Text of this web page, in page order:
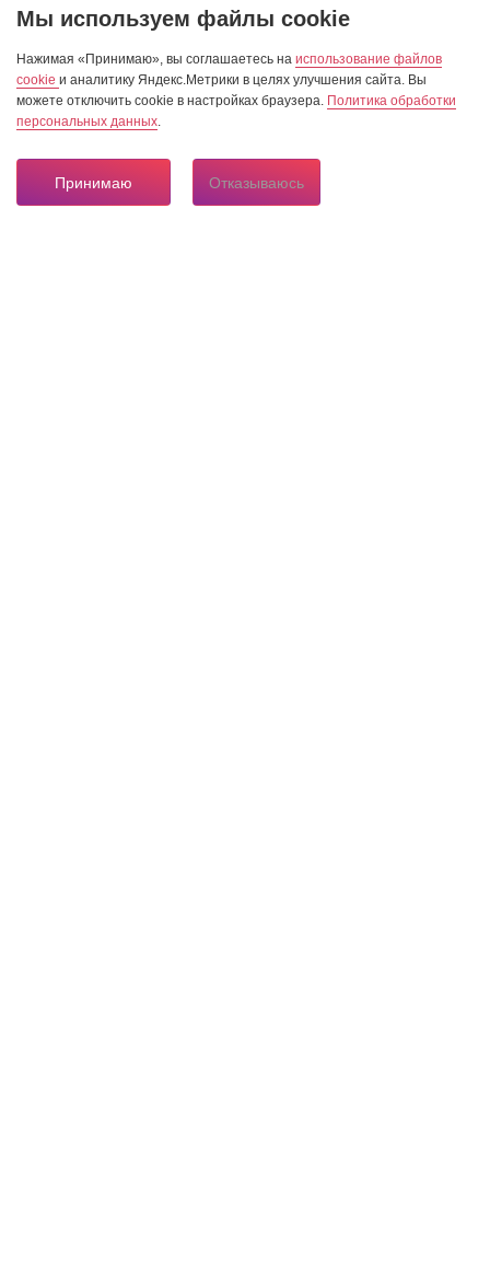
Мы используем файлы cookie
Нажимая «Принимаю», вы соглашаетесь на использование файлов
cookie и аналитику Яндекс.Метрики в целях улучшения сайта. Вы
можете отключить cookie в настройках браузера. Политика обработки
персональных данных.
Принимаю Отказываюсь